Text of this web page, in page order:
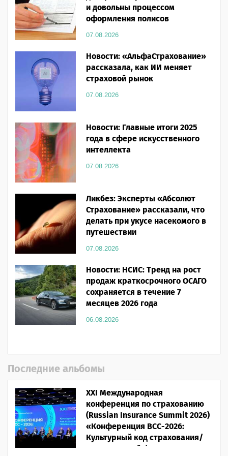
и довольны процессом
оформления полисов
07.08.2026
Новости: «АльфаСтрахование»
рассказала, как ИИ меняет
страховой рынок
07.08.2026
Новости: Главные итоги 2025
года в сфере искусственного
интеллекта
07.08.2026
Ликбез: Эксперты «Абсолют
Страхование» рассказали, что
делать при укусе насекомого в
путешествии
07.08.2026
Новости: НСИС: Тренд на рост
продаж краткосрочного ОСАГО
сохраняется в течение 7
месяцев 2026 года
06.08.2026
Последние альбомы
XXI Международная
конференция по страхованию
(Russian Insurance Summit 2026)
«Конференция ВСС-2026:
Культурный код страхования/
Человеческий фактор»